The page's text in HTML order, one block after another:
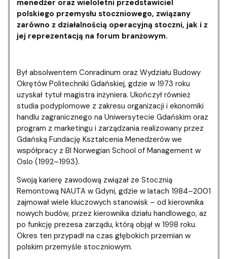
menedżer oraz wieloletni przedstawiciel
polskiego przemysłu stoczniowego, związany
zarówno z działalnością operacyjną stoczni, jak i z
jej reprezentacją na forum branżowym.
Był absolwentem Conradinum oraz Wydziału Budowy
Okrętów Politechniki Gdańskiej, gdzie w 1973 roku
uzyskał tytuł magistra inżyniera. Ukończył również
studia podyplomowe z zakresu organizacji i ekonomiki
handlu zagranicznego na Uniwersytecie Gdańskim oraz
program z marketingu i zarządzania realizowany przez
Gdańską Fundację Kształcenia Menedżerów we
współpracy z BI Norwegian School of Management w
Oslo (1992–1993).
Swoją karierę zawodową związał ze Stocznią
Remontową NAUTA w Gdyni, gdzie w latach 1984–2001
zajmował wiele kluczowych stanowisk – od kierownika
nowych budów, przez kierownika działu handlowego, aż
po funkcję prezesa zarządu, którą objął w 1998 roku.
Okres ten przypadł na czas głębokich przemian w
polskim przemyśle stoczniowym.